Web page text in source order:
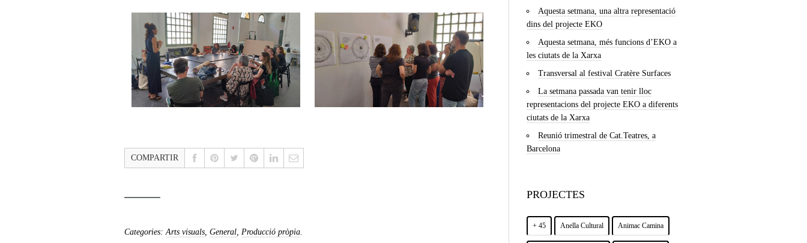
COMPARTIR
Categories: Arts visuals General Producció pròpia
Aquesta setmana, una altra representació
dins del projecte EKO
Aquesta setmana, més funcions d’EKO a
les ciutats de la Xarxa
Transversal al festival Cratère Surfaces
La setmana passada van tenir lloc
representacions del projecte EKO a diferents
ciutats de la Xarxa
Reunió trimestral de Cat.Teatres, a
Barcelona
PROJECTES
+ 45 Anella Cultural Animac Camina